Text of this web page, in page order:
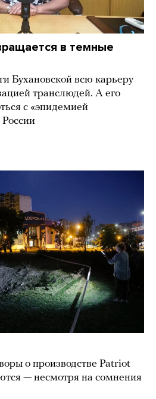
в темные
Бухановской всю карьеру
транслюдей. А его
с «эпидемией
России
о производстве Patriot
— несмотря на сомнения